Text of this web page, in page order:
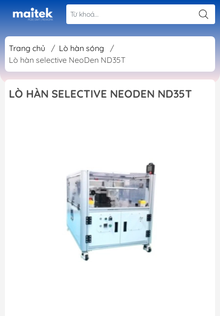
Trang chủ / Lò hàn sóng
/
Lò hàn selective NeoDen ND35T
LÒ HÀN SELECTIVE NEODEN ND35T